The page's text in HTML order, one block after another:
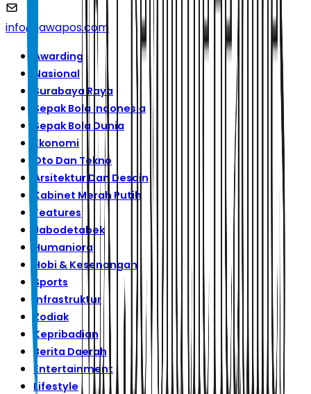
info@jawapos.com
Awarding
Nasional
Surabaya Raya
Sepak Bola Indonesia
Sepak Bola Dunia
Ekonomi
Oto Dan Tekno
Arsitektur Dan Desain
Kabinet Merah Putih
Features
Jabodetabek
Humaniora
Hobi & Kesenangan
Sports
Infrastruktur
Zodiak
Kepribadian
Berita Daerah
Entertainment
Lifestyle